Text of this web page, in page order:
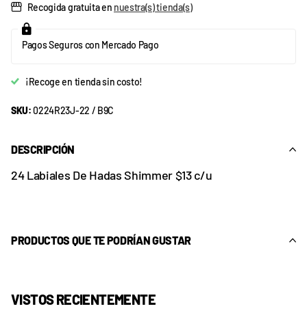
Recogida gratuita en nuestra(s) tienda(s)
Pagos Seguros con Mercado Pago
¡Recoge en tienda sin costo!
SKU:0224R23J-22 / B9C
DESCRIPCIÓN
24 Labiales De Hadas Shimmer $13 c/u
PRODUCTOS QUE TE PODRÍAN GUSTAR
VISTOS RECIENTEMENTE